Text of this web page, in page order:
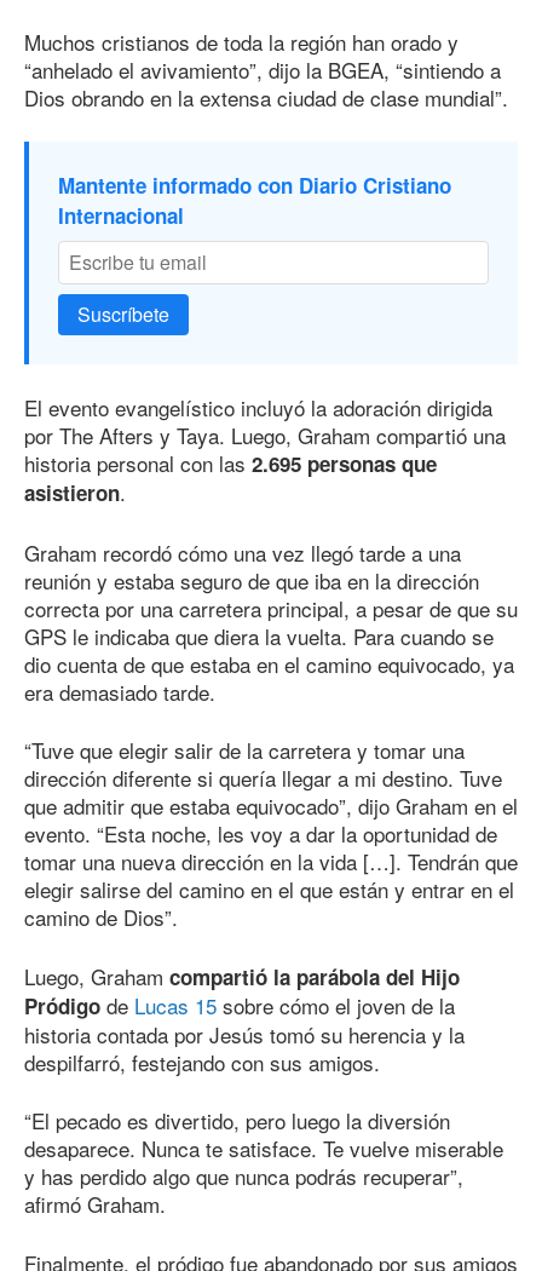
Muchos cristianos de toda la región han orado y
“anhelado el avivamiento”, dijo la BGEA, “sintiendo a
Dios obrando en la extensa ciudad de clase mundial”.
Mantente informado con Diario Cristiano
Internacional
Suscríbete
El evento evangelístico incluyó la adoración dirigida
por The Afters y Taya. Luego, Graham compartió una
historia personal con las 2.695 personas que
asistieron.
Graham recordó cómo una vez llegó tarde a una
reunión y estaba seguro de que iba en la dirección
correcta por una carretera principal, a pesar de que su
GPS le indicaba que diera la vuelta. Para cuando se
dio cuenta de que estaba en el camino equivocado, ya
era demasiado tarde.
“Tuve que elegir salir de la carretera y tomar una
dirección diferente si quería llegar a mi destino. Tuve
que admitir que estaba equivocado”, dijo Graham en el
evento. “Esta noche, les voy a dar la oportunidad de
tomar una nueva dirección en la vida […]. Tendrán que
elegir salirse del camino en el que están y entrar en el
camino de Dios”.
Luego, Graham compartió la parábola del Hijo
Pródigo de Lucas 15 sobre cómo el joven de la
historia contada por Jesús tomó su herencia y la
despilfarró, festejando con sus amigos.
“El pecado es divertido, pero luego la diversión
desaparece. Nunca te satisface. Te vuelve miserable
y has perdido algo que nunca podrás recuperar”,
afirmó Graham.
Finalmente, el pródigo fue abandonado por sus amigos